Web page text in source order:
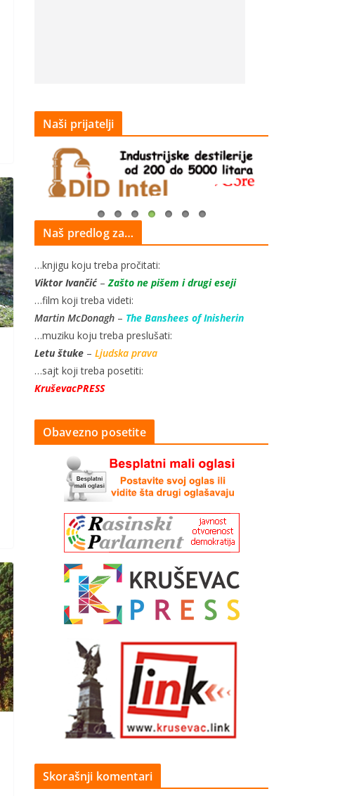
Naši prijatelji
Naš predlog za…
…knjigu koju treba pročitati:
Viktor Ivančić– Zašto ne pišem i drugi eseji
…film koji treba videti:
Martin McDonagh – The Banshees of Inisherin
…muziku koju treba preslušati:
Letu štuke – Ljudska prava
…sajt koji treba posetiti:
KruševacPRESS
Obavezno posetite
Skorašnji komentari